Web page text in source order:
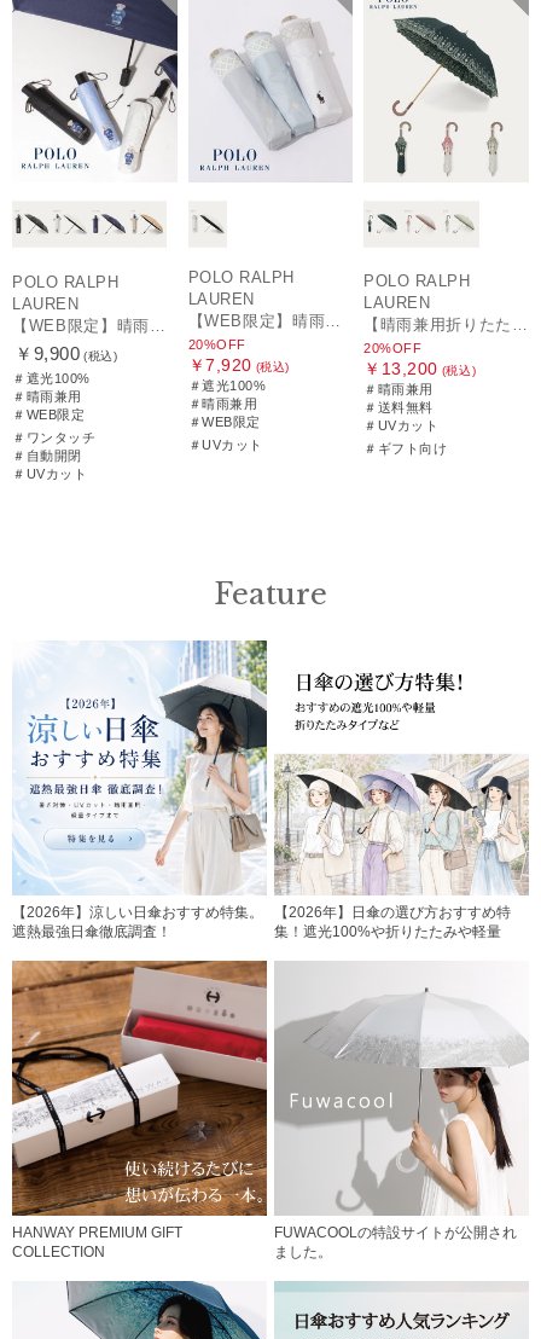
POLO RALPH
LAUREN
￥9,900 (税込)
＃遮光100%
＃晴雨兼用
＃WEB限定
＃ワンタッチ
＃自動開閉
＃UVカット
POLO RALPH
LAUREN
【WEB限定】晴雨兼用折りたたみ日傘 ポロ ラルフ ローレン（POLO RALPH LAUREN）シャンブレーレース 遮光100 UV100
20%OFF
￥7,920 (税込)
＃遮光100%
＃晴雨兼用
＃WEB限定
＃UVカット
POLO RALPH
LAUREN
20%OFF
￥13,200 (税込)
＃晴雨兼用
＃送料無料
＃UVカット
＃ギフト向け
Feature
【2026年】涼しい日傘おすすめ特集。
遮熱最強日傘徹底調査！
【2026年】日傘の選び方おすすめ特
集！遮光100%や折りたたみや軽量
HANWAY PREMIUM GIFT
COLLECTION
FUWACOOLの特設サイトが公開され
ました。